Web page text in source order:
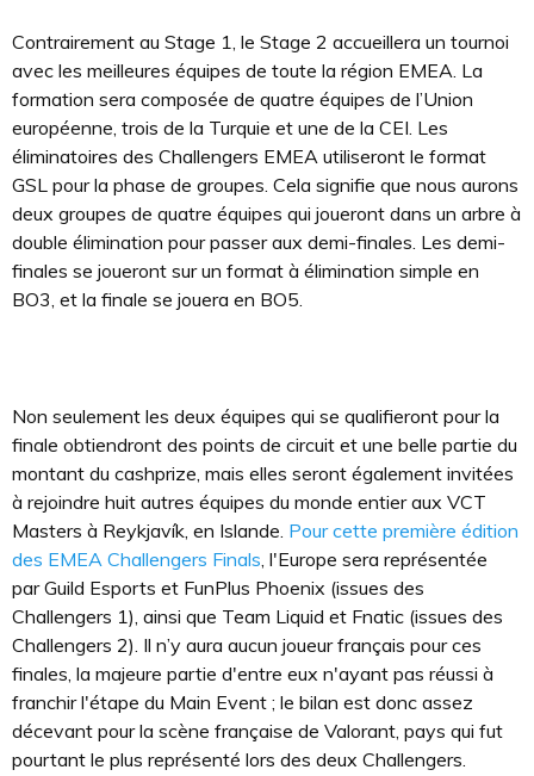
Contrairement au Stage 1, le Stage 2 accueillera un tournoi
avec les meilleures équipes de toute la région EMEA. La
formation sera composée de quatre équipes de l’Union
européenne, trois de la Turquie et une de la CEI. Les
éliminatoires des Challengers EMEA utiliseront le format
GSL pour la phase de groupes. Cela signifie que nous aurons
deux groupes de quatre équipes qui joueront dans un arbre à
double élimination pour passer aux demi-finales. Les demi-
finales se joueront sur un format à élimination simple en
BO3, et la finale se jouera en BO5.
Non seulement les deux équipes qui se qualifieront pour la
finale obtiendront des points de circuit et une belle partie du
montant du cashprize, mais elles seront également invitées
à rejoindre huit autres équipes du monde entier aux VCT
Masters à Reykjavík, en Islande. Pour cette première édition
des EMEA Challengers Finals, l'Europe sera représentée
par Guild Esports et FunPlus Phoenix (issues des
Challengers 1), ainsi que Team Liquid et Fnatic (issues des
Challengers 2). Il n’y aura aucun joueur français pour ces
finales, la majeure partie d'entre eux n'ayant pas réussi à
franchir l'étape du Main Event ; le bilan est donc assez
décevant pour la scène française de Valorant, pays qui fut
pourtant le plus représenté lors des deux Challengers.